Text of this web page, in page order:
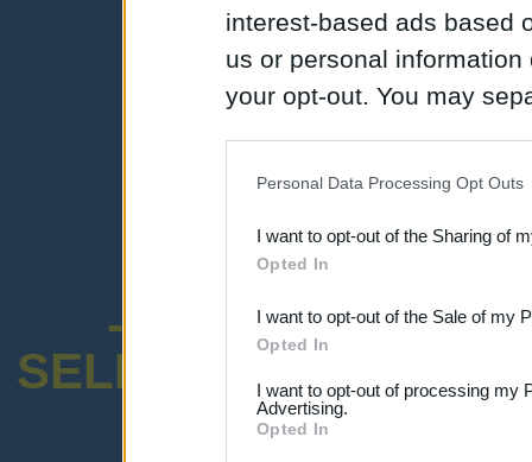
interest-based ads based
us or personal
your opt-out. You may
Downstream Participants
third parties.
Personal Data Processing Opt Outs
I want to opt-out of the Sharing of
Opted In
I want to opt-out of the Sale of my
Opted In
I want to opt-out of processing my
Advertising.
Opted In
-ENCUESTA
SELECTIVO